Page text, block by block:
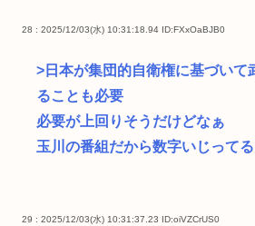
28 : 2025/12/03(水) 10:31:18.94 ID:FXxOaBJB0
>日本が集団的自衛権に基づいて
ることも必要
必要が上回りそうだけどなぁ
玉川の番組だから数字いじって
29 : 2025/12/03(水) 10:31:37.23 ID:oiVZCrUS0